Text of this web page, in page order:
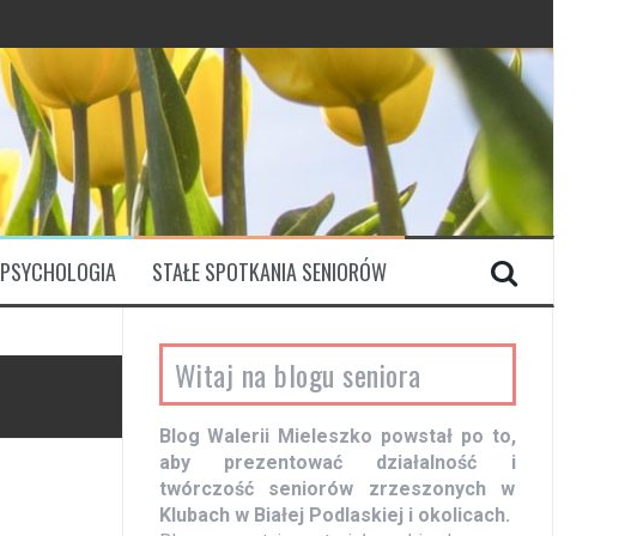
PSYCHOLOGIA STAŁE SPOTKANIA SENIORÓW
Witaj na blogu seniora
Blog Walerii Mieleszko powstał po to,
aby prezentować działalność i
twórczość seniorów zrzeszonych w
Klubach w Białej Podlaskiej i okolicach.